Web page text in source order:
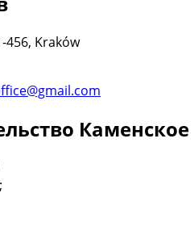
456, Kraków
Каменское